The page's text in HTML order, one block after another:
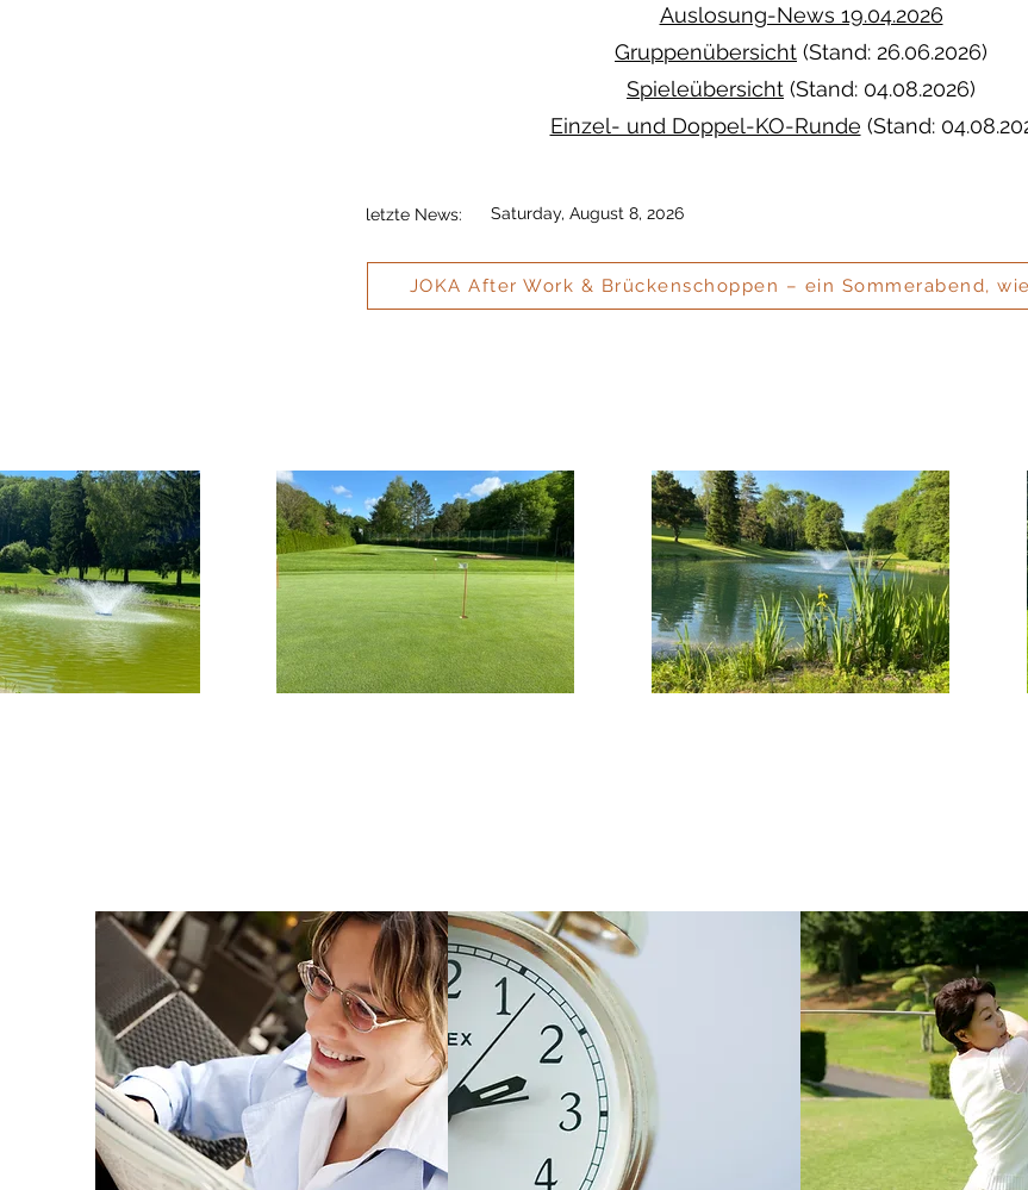
Auslosung-News 19.04.2026
Gruppenübersicht (Stand: 26.06.2026)
Spieleübersicht (Stand: 04.08.2026)
Einzel- und Doppel-KO-Runde (Stand:
letzte News: Saturday, August 8, 2026
JOKA After Work & Brückenschoppen – ein Sommerabend,